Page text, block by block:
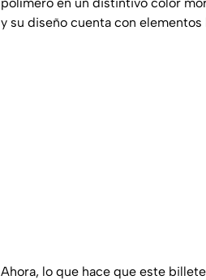
y su diseño cuenta con
Ahora, lo que hace que este